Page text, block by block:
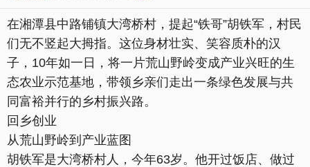
在湘潭县中路铺镇大湾桥村，提起“铁哥”胡铁军，村民
们无不竖起大拇指。这位身材壮实、笑容质朴的汉
子，10年如一日，将一片荒山野岭变成产业兴旺的生
态农业示范基地，带领乡亲们走出一条绿色发展与共
同富裕并行的乡村振兴路。
回乡创业
从荒山野岭到产业蓝图
胡铁军是大湾桥村人，今年63岁。他开过饭店、做过